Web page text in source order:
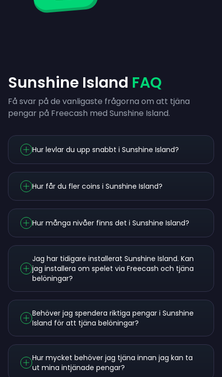
Sunshine Island FAQ
Få svar på de vanligaste frågorna om att tjäna
pengar på Freecash med Sunshine Island.
Hur levlar du upp snabbt i Sunshine Island?
Hur får du fler coins i Sunshine Island?
Hur många nivåer finns det i Sunshine Island?
Jag har tidigare installerat Sunshine Island. Kan
jag installera om spelet via Freecash och tjäna
belöningar?
Behöver jag spendera riktiga pengar i Sunshine
Island för att tjäna belöningar?
Hur mycket behöver jag tjäna innan jag kan ta
ut mina intjänade pengar?